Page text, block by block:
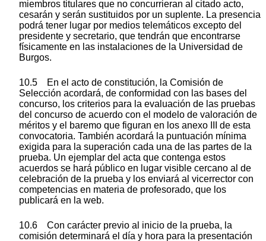
miembros titulares que no concurrieran al citado acto,
cesarán y serán sustituidos por un suplente. La presencia
podrá tener lugar por medios telemáticos excepto del
presidente y secretario, que tendrán que encontrarse
físicamente en las instalaciones de la Universidad de
Burgos.
10.5 En el acto de constitución, la Comisión de
Selección acordará, de conformidad con las bases del
concurso, los criterios para la evaluación de las pruebas
del concurso de acuerdo con el modelo de valoración de
méritos y el baremo que figuran en los anexo III de esta
convocatoria. También acordará la puntuación mínima
exigida para la superación cada una de las partes de la
prueba. Un ejemplar del acta que contenga estos
acuerdos se hará público en lugar visible cercano al de
celebración de la prueba y los enviará al vicerrector con
competencias en materia de profesorado, que los
publicará en la web.
10.6 Con carácter previo al inicio de la prueba, la
comisión determinará el día y hora para la presentación